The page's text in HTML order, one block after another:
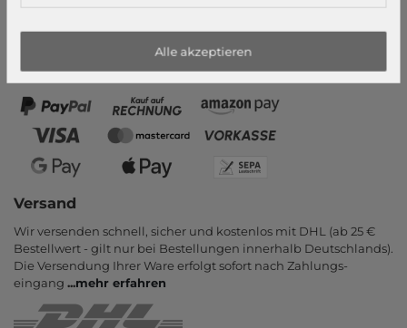
PayPal, Kauf auf Rechnung, Amazon Pay, Vor­kasse, Kredit­karte,
Apple Pay, Google Pay...mehr erfahren
Versand
Wir versenden schnell, sicher und kostenlos mit DHL (ab 25 €
Bestell­wert - gilt nur bei Bestel­lungen inner­halb Deutsch­lands).
Die Ver­sendung Ihrer Ware er­folgt sofort nach Zahlungs­
eingang ...mehr erfahren
Alle akzeptieren